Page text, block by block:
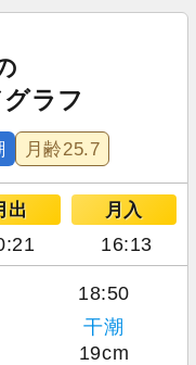
ラフ
月齢25.7
出 月入
16:13
18:50
干潮
19cm